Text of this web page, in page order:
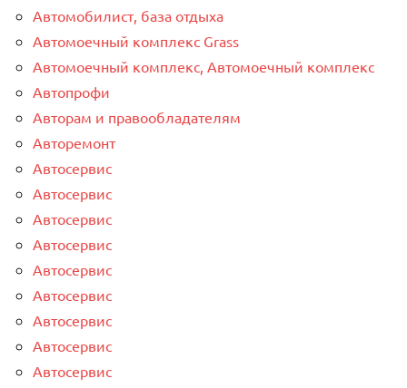
Автомобилист, база отдыха
Автомоечный комплекс Grass
Автомоечный комплекс, Автомоечный комплекс
Автопрофи
Авторам и правообладателям
Авторемонт
Автосервис
Автосервис
Автосервис
Автосервис
Автосервис
Автосервис
Автосервис
Автосервис
Автосервис